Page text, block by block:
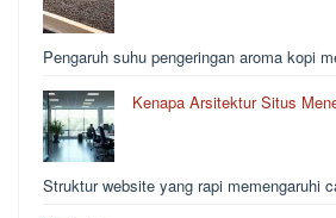
Pengaruh suhu pengeringan aroma kopi
Kenapa Arsitektur Situs
Struktur website yang rapi memengaruhi